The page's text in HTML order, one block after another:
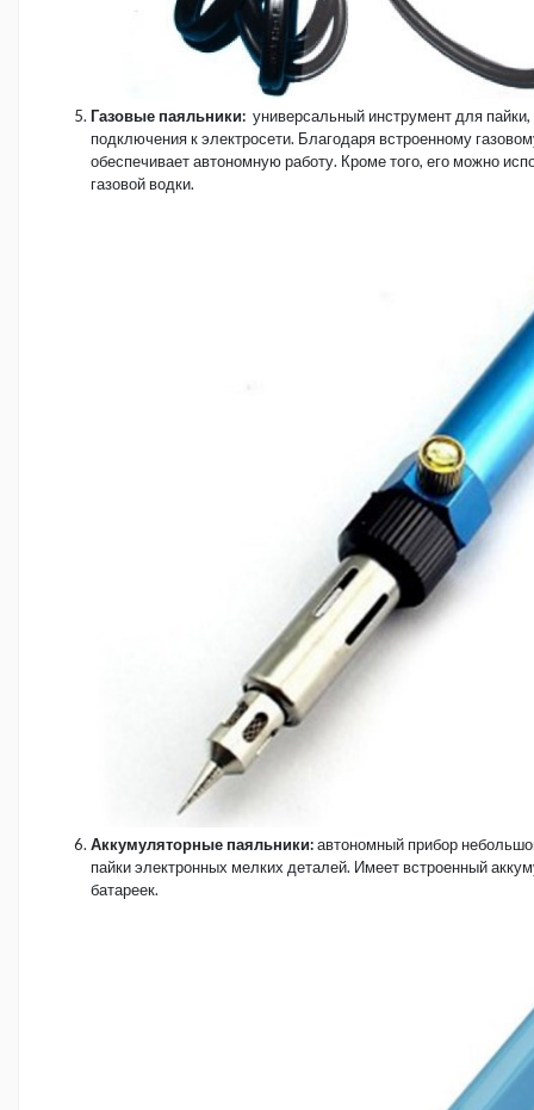
Газовые паяльники: универсальный инструмент для
подключения к электросети. Благодаря встроенному
обеспечивает автономную работу. Кроме того, его можно
газовой водки.
Аккумуляторные паяльники:автономный прибор
пайки электронных мелких деталей. Имеет встроенный
батареек.